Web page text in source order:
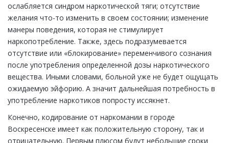
ослабляется синдром наркотической тяги; отсутствие
желания что-то изменить в своем состоянии; изменение
манеры поведения, которая не стимулирует
наркопотребление. Также, здесь подразумевается
отсутствие или «блокирование» переменчивого сознания
после употребления определенной дозы наркотического
вещества. Иными словами, больной уже не будет ощущать
ожидаемую эйфорию. А значит дальнейшая потребность в
употребление наркотиков попросту иссякнет.
Конечно, кодирование от наркомании в городе
Воскресенске имеет как положительную сторону, так и
отрицательную. Первым плюсом будут небольшие сроки